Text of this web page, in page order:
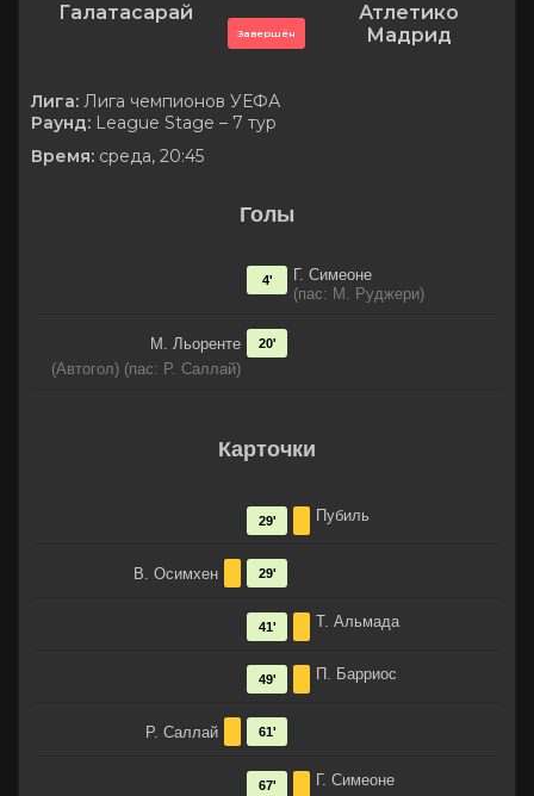
Галатасарай
Завершён
Атлетико
Мадрид
Лига: Лига чемпионов УЕФА
Раунд: League Stage – 7 тур
Время: среда, 20:45
Голы
Г. Симеоне
(пас: М. Руджери)
4'
М. Льоренте
(Автогол) (пас: Р. Саллай)
20'
Карточки
Пубиль
29'
В. Осимхен 29'
Т. Альмада
41'
П. Барриос
49'
Р. Саллай 61'
Г. Симеоне
67'